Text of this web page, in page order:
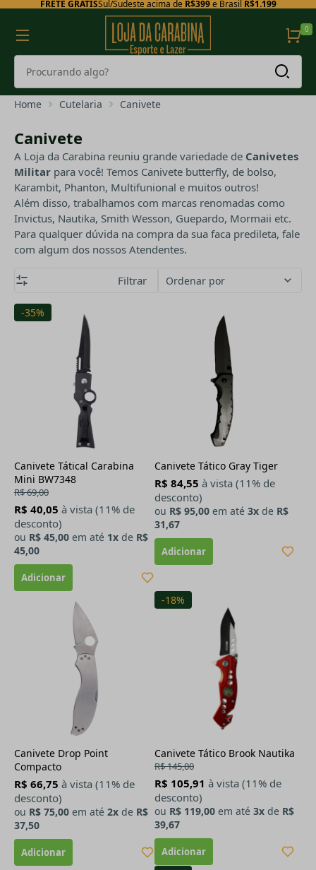
FRETE GRÁTISSul/Sudeste acima de R$399e Brasil R$1.199
0
Home Cutelaria Canivete
Canivete
A Loja da Carabina reuniu grande variedade de Canivetes
Militar para você! Temos Canivete butterfly, de bolso,
Karambit, Phanton, Multifunional e muitos outros!
Além disso, trabalhamos com marcas renomadas como
Invictus, Nautika, Smith Wesson, Guepardo, Mormaii etc.
Para qualquer dúvida na compra da sua faca predileta, fale
com algum dos nossos Atendentes.
Filtrar Ordenar por
-35%
Canivete Tátical Carabina
Mini BW7348
R$ 69,00
R$ 40,05 à vista (11% de
desconto)
ou R$ 45,00 em até 1x de R$
45,00
Canivete Tático Gray Tiger
R$ 84,55 à vista (11% de
desconto)
ou R$ 95,00 em até 3x de R$
31,67
Canivete Drop Point
Compacto
R$ 66,75 à vista (11% de
desconto)
ou R$ 75,00 em até 2x de R$
37,50
-18%
Canivete Tático Brook Nautika
R$ 145,00
R$ 105,91 à vista (11% de
desconto)
ou R$ 119,00 em até 3x de R$
39,67